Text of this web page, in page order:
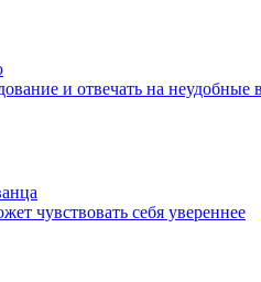
и отвечать на неудобные
чувствовать себя увереннее